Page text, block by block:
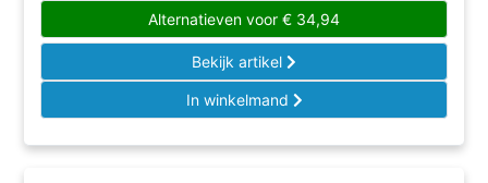
Alternatieven voor € 34,94
Bekijk artikel
In winkelmand